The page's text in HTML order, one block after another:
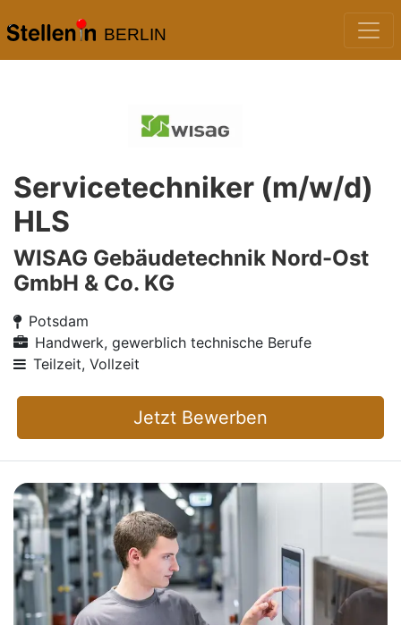
BERLIN
Servicetechniker (m/w/d)
HLS
WISAG Gebäudetechnik Nord-Ost
GmbH & Co. KG
Potsdam
Handwerk, gewerblich technische Berufe
Teilzeit, Vollzeit
Jetzt Bewerben